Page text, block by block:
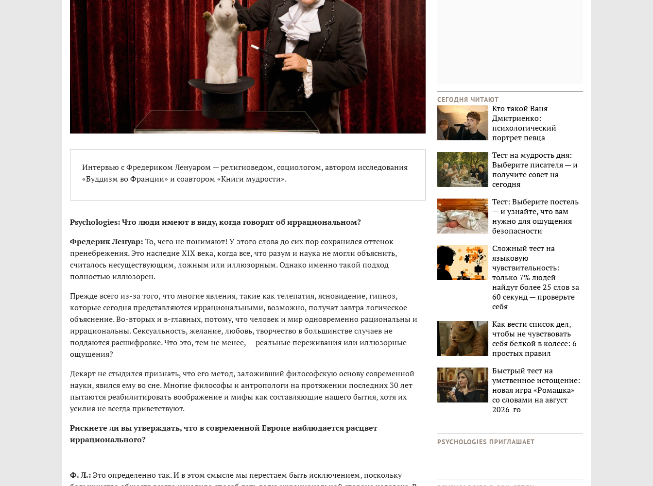
Интервью с Фредериком Ленуаром — религиоведом, социологом, автором исследования
«Буддизм во Франции» и соавтором «Книги мудрости».
Psychologies: Что люди имеют в виду, когда говорят об иррациональном?
Фредерик Ленуар:То, чего не понимают! У этого слова до сих пор сохранился оттенок
пренебрежения. Это наследие XIX века, когда все, что разум и наука не могли объяснить,
считалось несуществующим, ложным или иллюзорным. Однако именно такой подход
полностью иллюзорен.
Прежде всего из-за того, что многие явления, такие как телепатия, ясновидение, гипноз,
которые сегодня представляются иррациональными, возможно, получат завтра логическое
объяснение. Во-вторых и в-главных, потому, что человек и мир одновременно рациональны и
иррациональны. Сексуальность, желание, любовь, творчество в большинстве случаев не
поддаются расшифровке. Что это, тем не менее, — реальные переживания или иллюзорные
ощущения?
Декарт не стыдился признать, что его метод, заложивший философскую основу современной
науки, явился ему во сне. Многие философы и антропологи на протяжении последних 30 лет
пытаются реабилитировать воображение и мифы как составляющие нашего бытия, хотя их
усилия не всегда приветствуют.
Рискнете ли вы утверждать, что в современной Европе наблюдается расцвет
иррационального?
Ф. Л.: Это определенно так. И в этом смысле мы перестаем быть исключением, поскольку
СЕГОДНЯ ЧИТАЮТ
Кто такой Ваня
Дмитриенко:
психологический
портрет певца
Тест на мудрость дня:
Выберите писателя — и
получите совет на
сегодня
Тест: Выберите постель
— и узнайте, что вам
нужно для ощущения
безопасности
Сложный тест на
языковую
чувствительность:
только 7% людей
найдут более 25 слов за
60 секунд — проверьте
себя
Как вести список дел,
чтобы не чувствовать
себя белкой в колесе: 6
простых правил
Быстрый тест на
умственное истощение:
новая игра «Ромашка»
со словами на август
2026-го
PSYCHOLOGIES ПРИГЛАШАЕТ